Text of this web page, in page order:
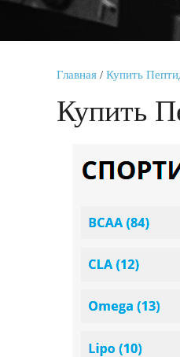
Главная / Купить
Купить